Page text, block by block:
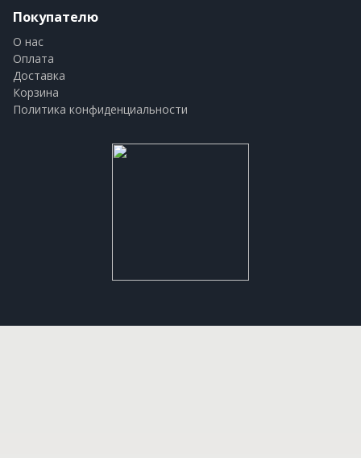
Покупателю
О нас
Оплата
Доставка
Корзина
Политика конфиденциальности